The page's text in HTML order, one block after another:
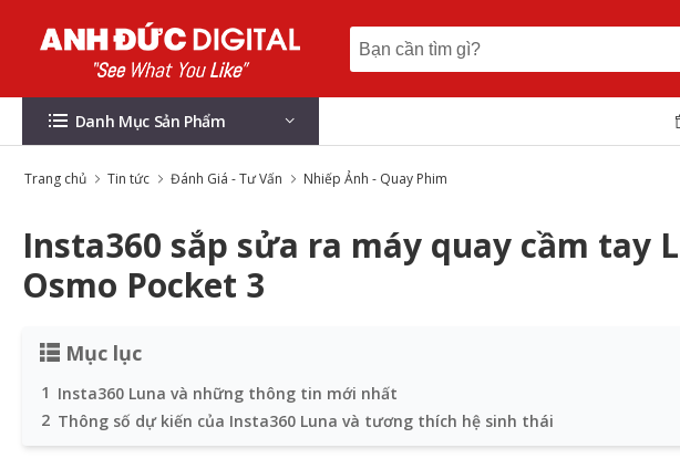
Danh Mục Sản Phẩm
Trang chủ Tin tức Đánh Giá - Tư Vấn Nhiếp Ảnh - Quay Phim
Insta360 sắp sửa ra máy quay cầm tay
Osmo Pocket 3
Mục lục
1 Insta360 Luna và những thông tin mới nhất
2 Thông số dự kiến của Insta360 Luna và tương thích hệ sinh thái